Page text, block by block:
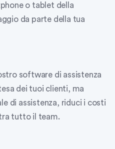
o tablet della
da parte della tua
software di assistenza
dei tuoi clienti, ma
di assistenza, riduci i costi
tutto il team.